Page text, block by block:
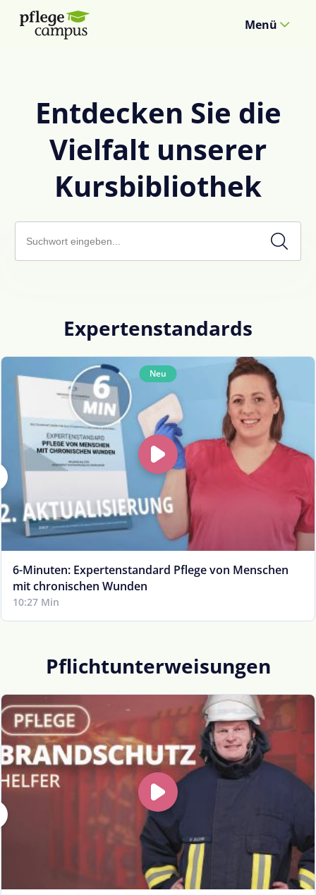
Menü
Entdecken Sie die
Vielfalt unserer
Kursbibliothek
Expertenstandards
Neu
6-Minuten: Expertenstandard Pflege von Menschen
mit chronischen Wunden
10:27 Min
Pflichtunterweisungen